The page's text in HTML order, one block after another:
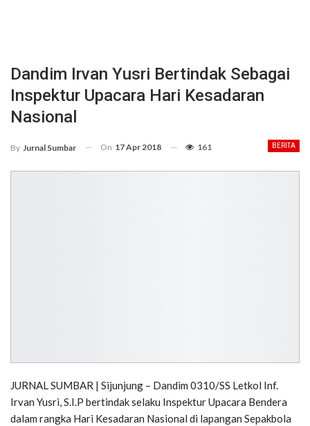
Dandim Irvan Yusri Bertindak Sebagai
Inspektur Upacara Hari Kesadaran
Nasional
BERITA
By Jurnal Sumbar On 17 Apr 2018 161
JURNAL SUMBAR | Sijunjung – Dandim 0310/SS Letkol Inf.
Irvan Yusri, S.I.P bertindak selaku Inspektur Upacara Bendera
dalam rangka Hari Kesadaran Nasional di lapangan Sepakbola